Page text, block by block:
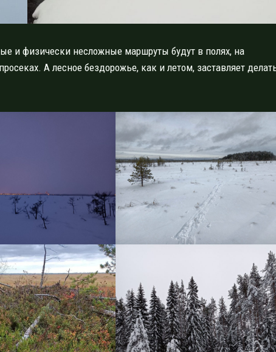
и физически несложные маршруты будут в полях, на
А лесное бездорожье, как и летом, заставляет